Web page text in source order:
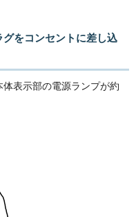
をコンセントに差し込
表示部の電源ランプが約